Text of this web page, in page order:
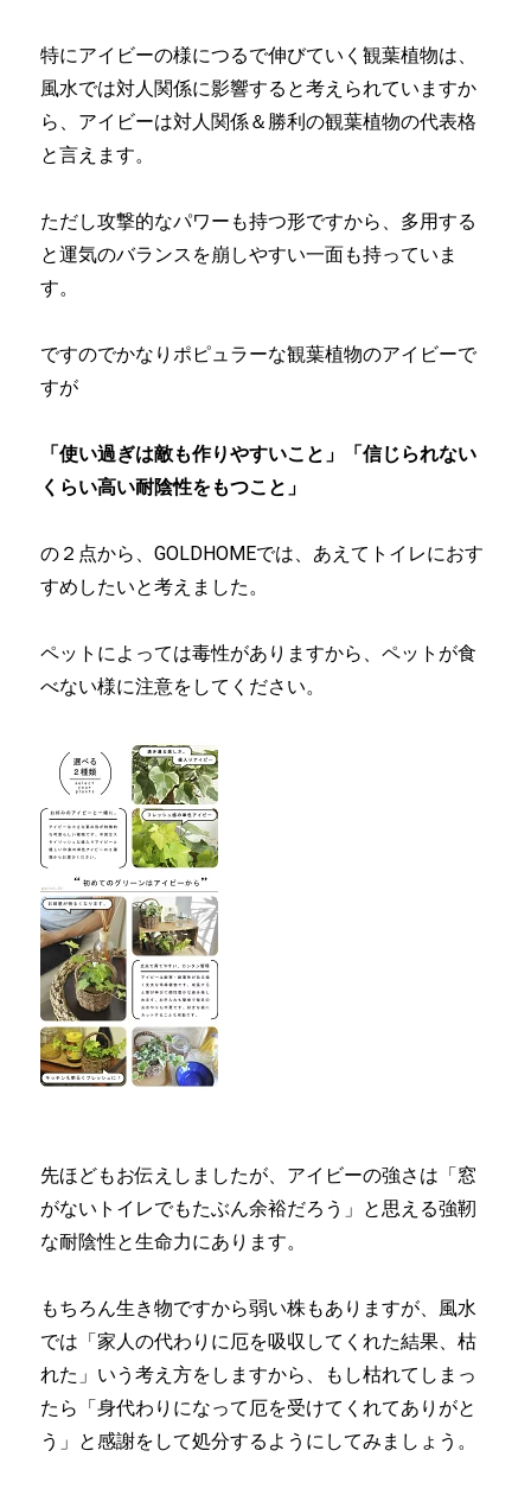
特にアイビーの様につるで伸びていく観葉植物は、
風水では対人関係に影響すると考えられていますか
ら、アイビーは対人関係＆勝利の観葉植物の代表格
と言えます。
ただし攻撃的なパワーも持つ形ですから、多用する
と運気のバランスを崩しやすい一面も持っていま
す。
ですのでかなりポピュラーな観葉植物のアイビーで
すが
「使い過ぎは敵も作りやすいこと」「信じられない
くらい高い耐陰性をもつこと」
の２点から、GOLDHOMEでは、あえてトイレにおす
すめしたいと考えました。
ペットによっては毒性がありますから、ペットが食
べない様に注意をしてください。
先ほどもお伝えしましたが、アイビーの強さは「窓
がないトイレでもたぶん余裕だろう」と思える強靭
な耐陰性と生命力にあります。
もちろん生き物ですから弱い株もありますが、風水
では「家人の代わりに厄を吸収してくれた結果、枯
れた」いう考え方をしますから、もし枯れてしまっ
たら「身代わりになって厄を受けてくれてありがと
う」と感謝をして処分するようにしてみましょう。